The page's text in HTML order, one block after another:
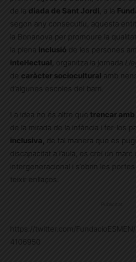
de la diada de Sant Jordi , a la
segon any consecutiu, aquesta
la Bonanova per promoure la
la plena inclusió de les persones
intel·lectual, organitza la jornada
de caràcter sociocultural amb
d’algunes escoles del barri.
La idea no és altre que trencar
de la mirada de la infància i fer-los
inclusiva, de tal manera que es
discapacitat a l’aula, es creï un marc
intergeneracional i s’obrin les
teixir enllaços.
Publicitat
https://twitter.com/
4106950